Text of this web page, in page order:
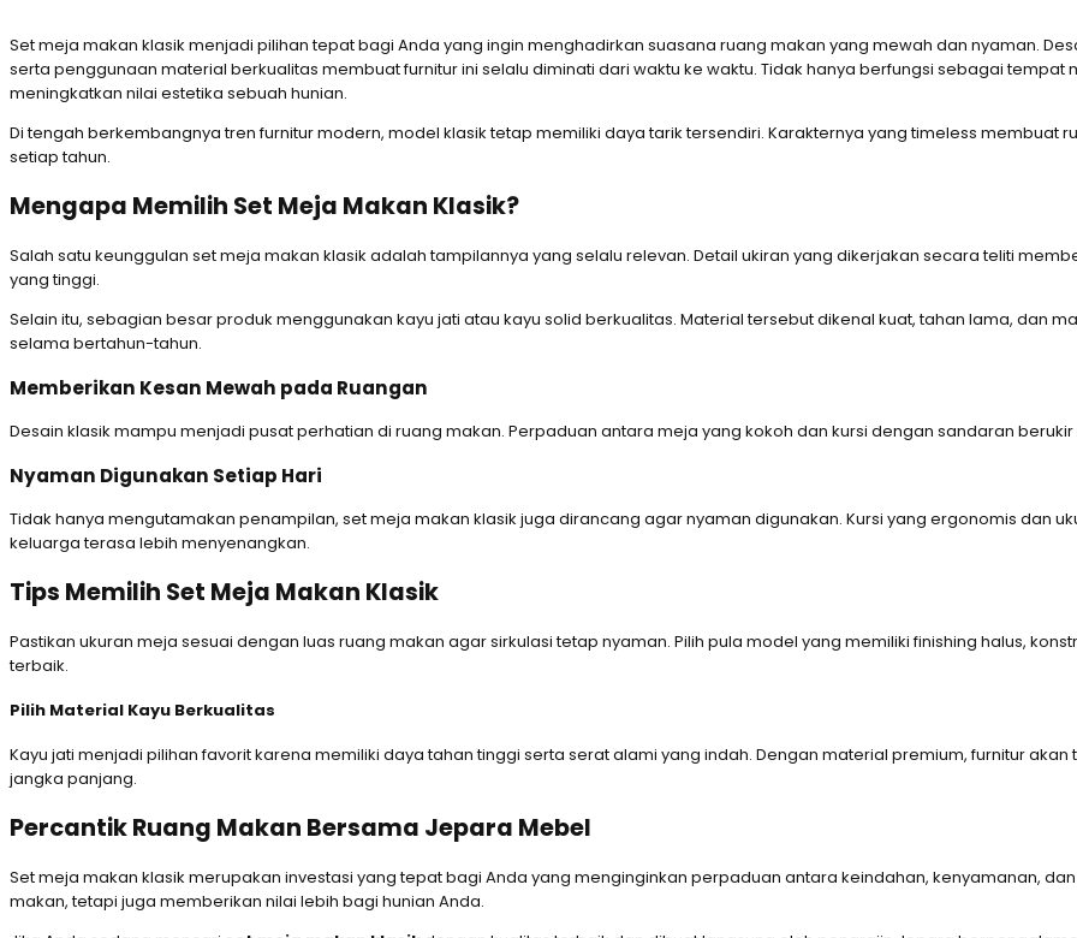
Set meja makan klasik menjadi pilihan tepat bagi Anda yang ingin menghadirkan suasana ruang makan yang mewah dan nyaman.
serta penggunaan material berkualitas membuat furnitur ini selalu diminati dari waktu ke waktu. Tidak hanya berfungsi sebagai
meningkatkan nilai estetika sebuah hunian.
Di tengah berkembangnya tren furnitur modern, model klasik tetap memiliki daya tarik tersendiri. Karakternya yang timeless membuat
setiap tahun.
Mengapa Memilih Set Meja Makan Klasik?
Salah satu keunggulan set meja makan klasik adalah tampilannya yang selalu relevan. Detail ukiran yang dikerjakan secara teliti
yang tinggi.
Selain itu, sebagian besar produk menggunakan kayu jati atau kayu solid berkualitas. Material tersebut dikenal kuat, tahan lama, dan
selama bertahun-tahun.
Memberikan Kesan Mewah pada Ruangan
Desain klasik mampu menjadi pusat perhatian di ruang makan. Perpaduan antara meja yang kokoh dan kursi dengan sandaran
Nyaman Digunakan Setiap Hari
Tidak hanya mengutamakan penampilan, set meja makan klasik juga dirancang agar nyaman digunakan. Kursi yang ergonomis dan
keluarga terasa lebih menyenangkan.
Tips Memilih Set Meja Makan Klasik
Pastikan ukuran meja sesuai dengan luas ruang makan agar sirkulasi tetap nyaman. Pilih pula model yang memiliki finishing halus,
terbaik.
Pilih Material Kayu Berkualitas
Kayu jati menjadi pilihan favorit karena memiliki daya tahan tinggi serta serat alami yang indah. Dengan material premium, furnitur
jangka panjang.
Percantik Ruang Makan Bersama Jepara Mebel
Set meja makan klasik merupakan investasi yang tepat bagi Anda yang menginginkan perpaduan antara keindahan, kenyamanan,
makan, tetapi juga memberikan nilai lebih bagi hunian Anda.